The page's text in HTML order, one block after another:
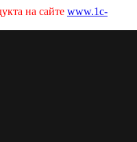
на сайте www.1c-